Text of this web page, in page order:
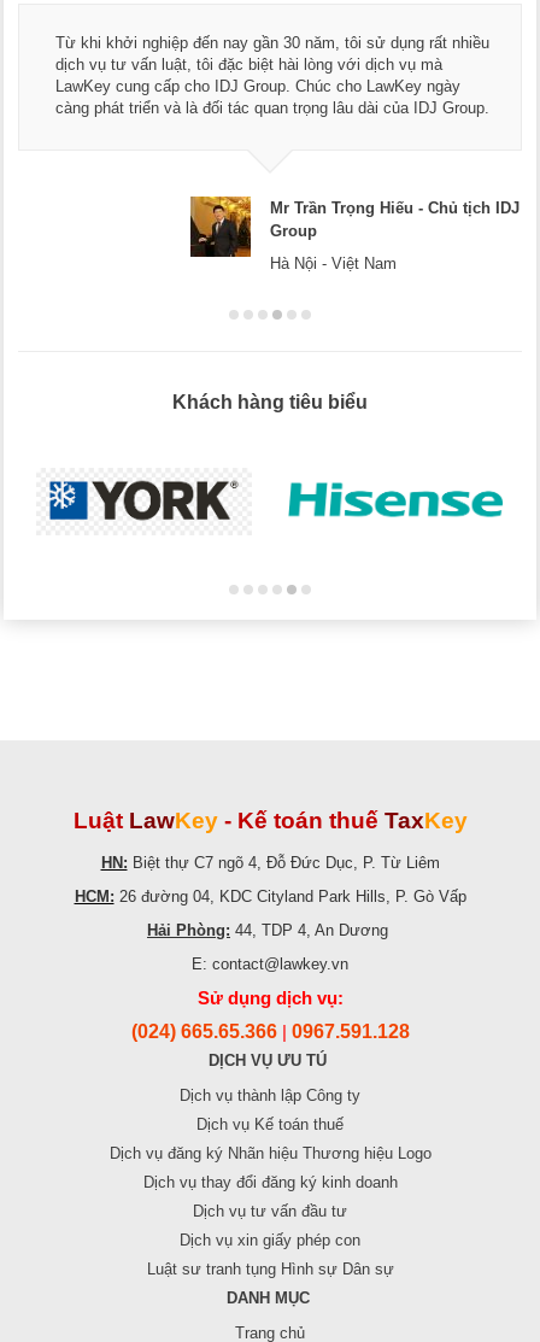
năm, tôi sử dụng rất nhiều
lòng với dịch vụ mà
Chúc cho LawKey ngày
trọng lâu dài của IDJ Group.
Trần Trọng Hiếu - Chủ tịch IDJ
Thay mặt Công ty Dương
ngũ luật sư, kế toán của
dụng dịch vụ tư vấn pháp luật
Chúc các bạn phát triển hơn,
Khách hàng tiêu biểu
Luật LawKey - Kế toán thuế TaxKey
HN: Biệt thự C7 ngõ 4, Đỗ Đức Dục, P. Từ Liêm
HCM: 26 đường 04, KDC Cityland Park Hills, P. Gò Vấp
Hải Phòng: 44, TDP 4, An Dương
E: contact@lawkey.vn
Sử dụng dịch vụ:
(024) 665.65.366 0967.591.128
DỊCH VỤ ƯU TÚ
Dịch vụ thành lập Công ty
Dịch vụ Kế toán thuế
Dịch vụ đăng ký Nhãn hiệu Thương hiệu Logo
Dịch vụ thay đổi đăng ký kinh doanh
Dịch vụ tư vấn đầu tư
Dịch vụ xin giấy phép con
Luật sư tranh tụng Hình sự Dân sự
DANH MỤC
Trang chủ